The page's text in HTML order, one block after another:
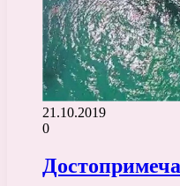
21.10.2019
0